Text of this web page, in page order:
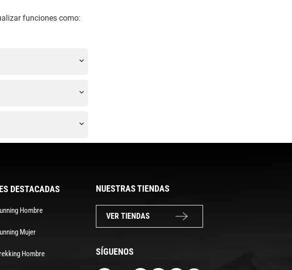
funciones como:
DESTACADAS
Hombre
Mujer
Hombre
NUESTRAS TIENDAS
VER TIENDAS
SÍGUENOS